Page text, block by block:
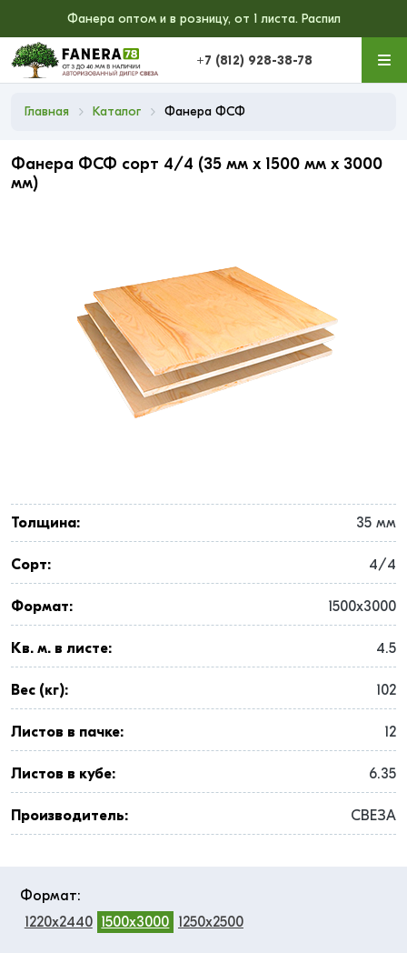
Фанера оптом и в розницу, от 1 листа. Распил
+7 (812) 928-38-78
Главная Каталог Фанера ФСФ
Фанера ФСФ сорт 4/4 (35 мм x 1500 мм x 3000
мм)
Толщина: 35 мм
Сорт: 4/4
Формат: 1500x3000
Кв. м. в листе: 4.5
Вес (кг): 102
Листов в пачке: 12
Листов в кубе: 6.35
Производитель: СВЕЗА
Формат:
1220x2440 1500x3000 1250x2500